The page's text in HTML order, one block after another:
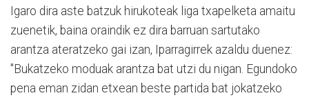
Igaro dira aste batzuk hirukoteak liga txapelketa amaitu
zuenetik, baina oraindik ez dira barruan sartutako
arantza ateratzeko gai izan, Iparragirrek azaldu duenez:
"Bukatzeko moduak arantza bat utzi du nigan. Egundoko
pena eman zidan etxean beste partida bat jokatzeko